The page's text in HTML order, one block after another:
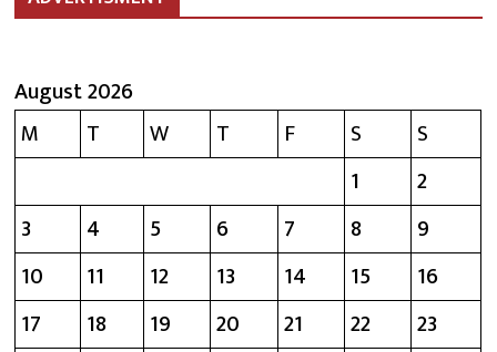
August 2026
M
T W T F S
S
1
2
3
4 5 6 7 8
9
10
11 12 13 14 15
16
17
18 19 20 21 22
23